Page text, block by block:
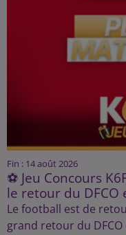
Fin : 14 août 2026
⚽ Jeu Concours
le retour du DFCO
Le football est de
grand retour du DFCO